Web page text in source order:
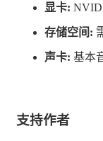
域，并为我们收
制造强化升级。
显卡:
存储空间:
声卡: 基本
支持作者